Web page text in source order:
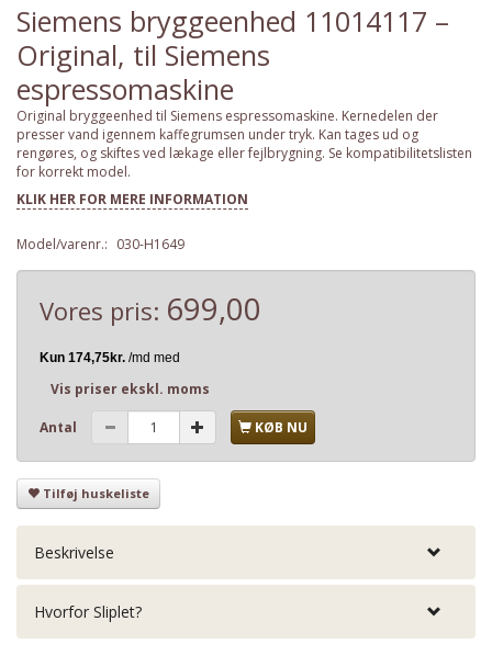
Siemens bryggeenhed 11014117 –
Original, til Siemens
espressomaskine
Original bryggeenhed til Siemens espressomaskine. Kernedelen der
presser vand igennem kaffegrumsen under tryk. Kan tages ud og
rengøres, og skiftes ved lækage eller fejlbrygning. Se kompatibilitetslisten
for korrekt model.
KLIK HER FOR MERE INFORMATION
Model/varenr.: 030-H1649
Vores pris: 699,00
Vis priser ekskl. moms
Antal KØB NU
Tilføj huskeliste
Beskrivelse
Hvorfor Sliplet?